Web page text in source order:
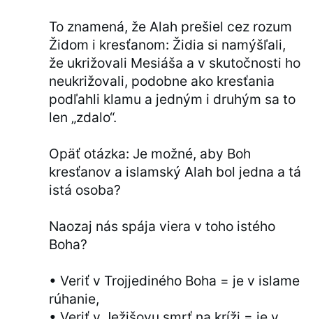
To znamená, že Alah prešiel cez rozum
Židom i kresťanom: Židia si namýšľali,
že ukrižovali Mesiáša a v skutočnosti ho
neukrižovali, podobne ako kresťania
podľahli klamu a jedným i druhým sa to
len „zdalo“.
Opäť otázka: Je možné, aby Boh
kresťanov a islamský Alah bol jedna a tá
istá osoba?
Naozaj nás spája viera v toho istého
Boha?
• Veriť v Trojjediného Boha = je v islame
rúhanie,